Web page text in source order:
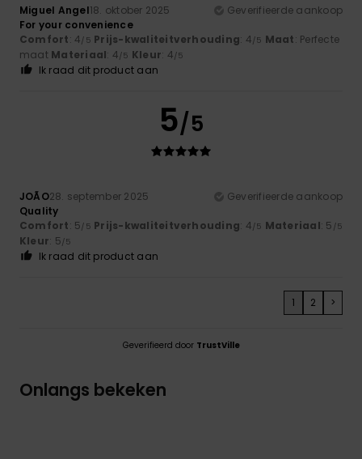
Miguel Angel18. oktober 2025
Geverifieerde aankoop
For your convenience
Comfort: 4/5 Prijs-kwaliteitverhouding: 4/5 Maat: Perfecte
maat Materiaal: 4/5 Kleur: 4/5
Ik raad dit product aan
5/5
JOÃO28. september 2025
Geverifieerde aankoop
Quality
Comfort: 5/5 Prijs-kwaliteitverhouding: 4/5 Materiaal: 5 /5
Kleur: 5/5
Ik raad dit product aan
1 2 >
Geverifieerd door TrustVille
Onlangs bekeken